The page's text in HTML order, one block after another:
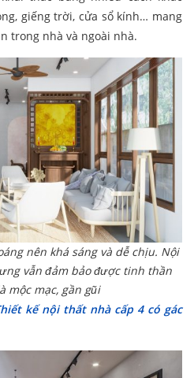
giếng trời, cửa sổ kính… mang
trong nhà và ngoài nhà.
nên khá sáng và dễ chịu. Nội
vẫn đảm bảo được tinh thần
mộc mạc, gần gũi
kế nội thất nhà cấp 4 có gác